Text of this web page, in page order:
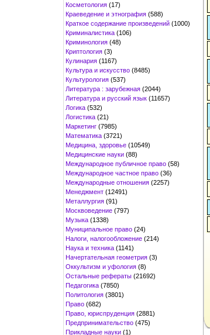
Косметология (17)
Краеведение и этнография (588)
Краткое содержание произведений (1000)
Криминалистика (106)
Криминология (48)
Криптология (3)
Кулинария (1167)
Культура и искусство (8485)
Культурология (537)
Литература : зарубежная (2044)
Литература и русский язык (11657)
Логика (532)
Логистика (21)
Маркетинг (7985)
Математика (3721)
Медицина, здоровье (10549)
Медицинские науки (88)
Международное публичное право (58)
Международное частное право (36)
Международные отношения (2257)
Менеджмент (12491)
Металлургия (91)
Москвоведение (797)
Музыка (1338)
Муниципальное право (24)
Налоги, налогообложение (214)
Наука и техника (1141)
Начертательная геометрия (3)
Оккультизм и уфология (8)
Остальные рефераты (21692)
Педагогика (7850)
Политология (3801)
Право (682)
Право, юриспруденция (2881)
Предпринимательство (475)
Прикладные науки (1)